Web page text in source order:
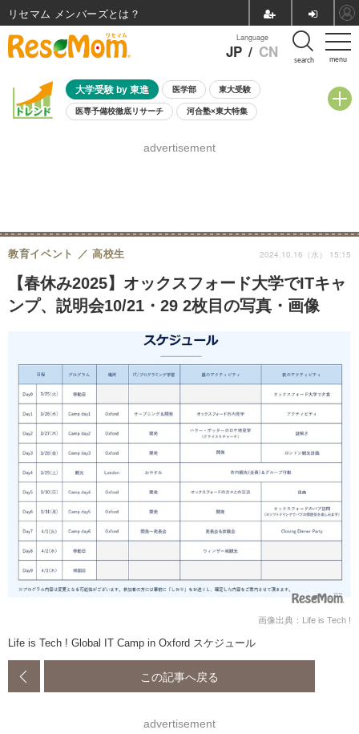
menu
Language
JP / CN search
大学受験 by 東進 医学部 東大受験
医専予備校徹底リサーチ 河合塾×東大特集
8月開催学校説明会・相談会
advertisement
【春休み2025】オックスフォード大学でITキャ
ンプ、説明会10/21・29 2枚目の写真・画像
教育イベント 高校生 2024.10.16（水） 15:15
画像出典：Life is Tech !
Life is Tech ! Global IT Camp in Oxford スケジュール
この記事へ戻る
advertisement
リセマム メンバーズ